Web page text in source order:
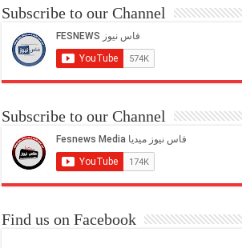
Subscribe to our Channel
Subscribe to our Channel
Find us on Facebook